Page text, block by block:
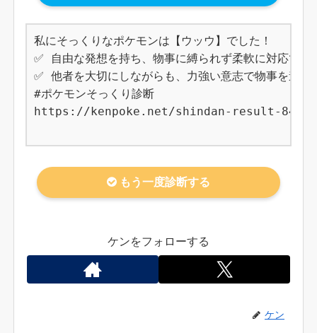
私にそっくりなポケモンは【ウッウ】でした！
✅ 自由な発想を持ち、物事に縛られず柔軟に対応でき
✅ 他者を大切にしながらも、力強い意志で物事を進め
#ポケモンそっくり診断
https://kenpoke.net/shindan-result-845
もう一度診断する
ケンをフォローする
ケン